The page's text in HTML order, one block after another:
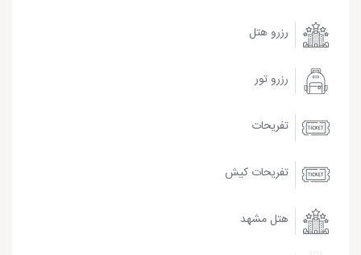
رزرو هتل
رزرو تور
تفریحات
تفریحات کیش
هتل مشهد